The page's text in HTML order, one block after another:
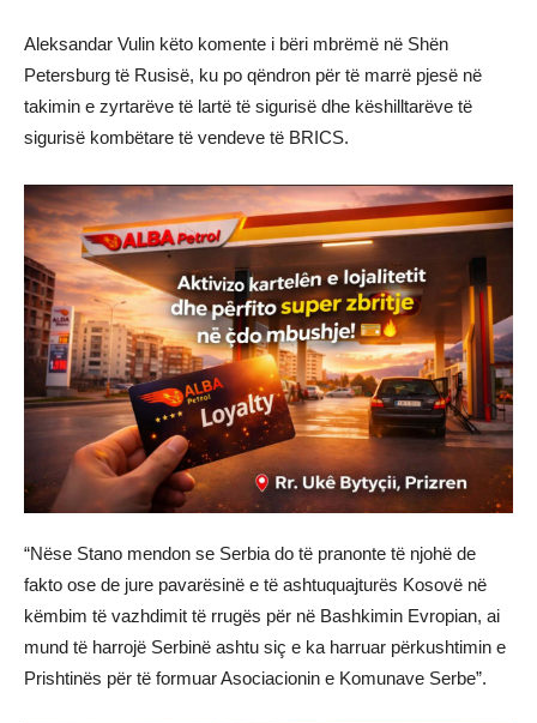
Aleksandar Vulin këto komente i bëri mbrëmë në Shën
Petersburg të Rusisë, ku po qëndron për të marrë pjesë në
takimin e zyrtarëve të lartë të sigurisë dhe këshilltarëve të
sigurisë kombëtare të vendeve të BRICS.
“Nëse Stano mendon se Serbia do të pranonte të njohë de
fakto ose de jure pavarësinë e të ashtuquajturës Kosovë në
këmbim të vazhdimit të rrugës për në Bashkimin Evropian, ai
mund të harrojë Serbinë ashtu siç e ka harruar përkushtimin e
Prishtinës për të formuar Asociacionin e Komunave Serbe”.